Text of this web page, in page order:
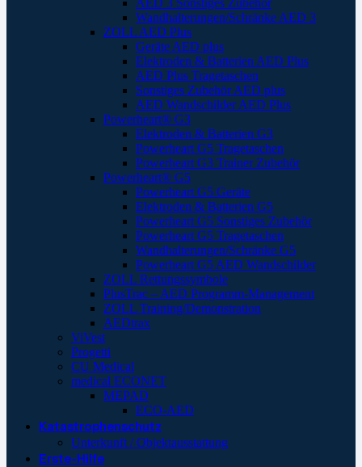
AED 3 Sonstiges Zubehör
Wandhalterungen/Schränke AED 3
ZOLL AED Plus
Geräte AED plus
Elektroden & Batterien AED Plus
AED Plus Tragetaschen
Sonstiges Zubehör AED plus
AED Wandschilder AED Plus
Powerheart® G3
Elektroden & Batterien G3
Powerheart G5 Tragetaschen
Powerheart G3 Trainer Zubehör
Powerheart® G5
Powerheart G5 Geräte
Elektroden & Batterien G5
Powerheart G5 Sonstiges Zubehör
Powerheart G5 Tragetaschen
Wandhalterungen/Schränke G5
Powerheart G5 AED Wandschilder
ZOLL Rettungssymbole
PlusTrac – AED Programm-Management
ZOLL Training/Demonstration
AEDtrax
ViVest
Progetti
CU Medical
medical ECONET
MEPAD
ECO-AED
Katastrophenschutz
Unterkunft / Objektausstattung
Erste-Hilfe